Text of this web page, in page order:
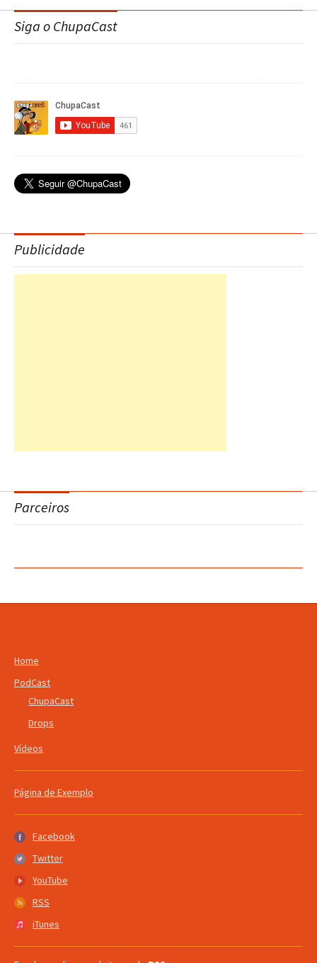
Siga o ChupaCast
Publicidade
Parceiros
Home
PodCast
ChupaCast
Drops
Vídeos
Página de Exemplo
Facebook
Facebook
Twitter
Twitter
YouTube
YouTube
RSS
RSS
iTunes
iTunes